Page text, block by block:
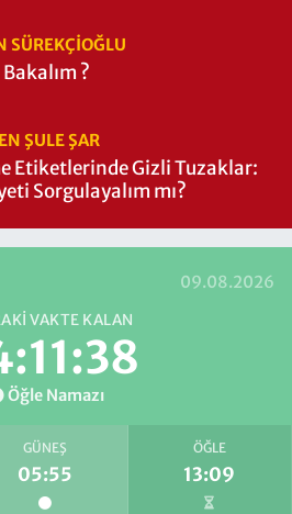
SÜREKÇIOĞLU
?
ŞULE ŞAR
Etiketlerinde Gizli Tuzaklar:
Sorgulayalım mı?
09.08.2026
VAKTE KALAN
Öğle Namazı
GÜNEŞ
05:55
ÖĞLE
13:09